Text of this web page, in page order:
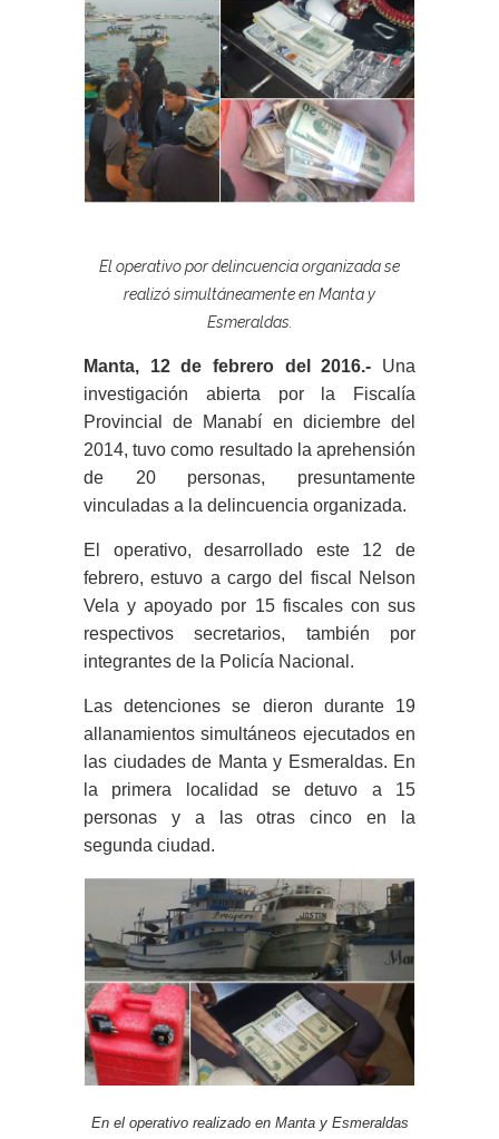
El operativo por delincuencia organizada se
realizó simultáneamente en Manta y
Esmeraldas.
Manta, 12 de febrero del 2016.- Una
investigación abierta por la Fiscalía
Provincial de Manabí en diciembre del
2014, tuvo como resultado la aprehensión
de 20 personas, presuntamente
vinculadas a la delincuencia organizada.
El operativo, desarrollado este 12 de
febrero, estuvo a cargo del fiscal Nelson
Vela y apoyado por 15 fiscales con sus
respectivos secretarios, también por
integrantes de la Policía Nacional.
Las detenciones se dieron durante 19
allanamientos simultáneos ejecutados en
las ciudades de Manta y Esmeraldas. En
la primera localidad se detuvo a 15
personas y a las otras cinco en la
segunda ciudad.
En el operativo realizado en Manta y Esmeraldas